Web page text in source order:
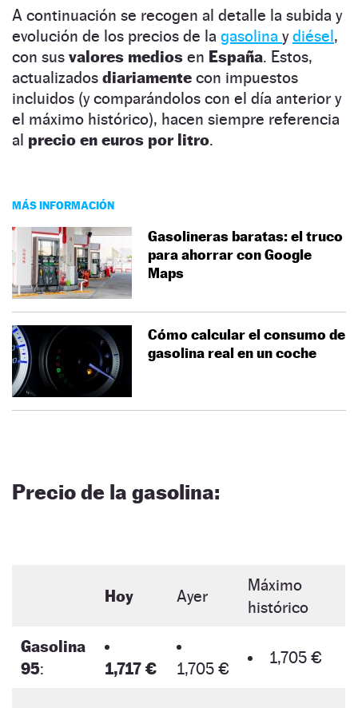
A continuación se recogen al detalle la subida y
evolución de los precios de la gasolina ydiésel,
con sus valores medios en España. Estos,
actualizados diariamente con impuestos
incluidos (y comparándolos con el día anterior y
el máximo histórico), hacen siempre referencia
al precio en euros por litro.
MÁS INFORMACIÓN
Gasolineras baratas: el truco
para ahorrar con Google
Maps
Cómo calcular el consumo de
gasolina real en un coche
Precio de la gasolina:
Hoy Ayer
Máximo
histórico
Gasolina
95: 1,717 € 1,705 €
1,705 €